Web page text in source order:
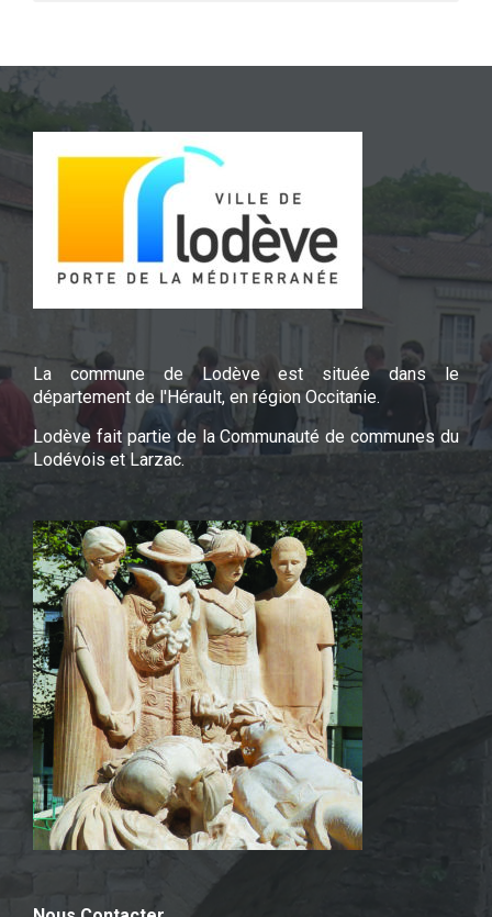
La commune de Lodève est située dans le
département de l'Hérault, en région Occitanie.
Lodève fait partie de la Communauté de communes du
Lodévois et Larzac.